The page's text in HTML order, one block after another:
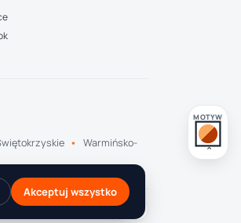
MOTYW
Warmińsko-
Akceptuj wszystko